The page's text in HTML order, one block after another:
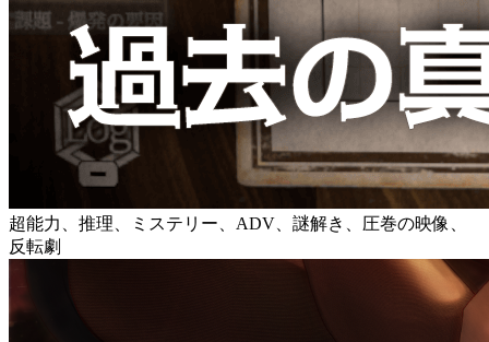
超能力、推理、ミステリー、ADV、謎解き、圧巻の映像、
反転劇